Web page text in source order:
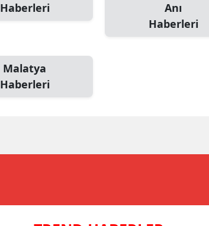
Haberleri
Anı
Haberleri
Malatya
Haberleri